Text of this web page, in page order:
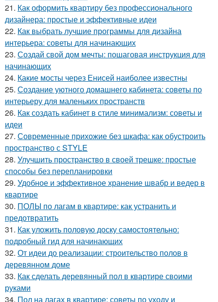
21. Как оформить квартиру без профессионального
дизайнера: простые и эффективные идеи
22. Как выбрать лучшие программы для дизайна
интерьера: советы для начинающих
23. Создай свой дом мечты: пошаговая инструкция для
начинающих
24. Какие мосты через Енисей наиболее известны
25. Создание уютного домашнего кабинета: советы по
интерьеру для маленьких пространств
26. Как создать кабинет в стиле минимализм: советы и
идеи
27. Современные прихожие без шкафа: как обустроить
пространство с STYLE
28. Улучшить пространство в своей трешке: простые
способы без перепланировки
29. Удобное и эффективное хранение швабр и ведер в
квартире
30. ПОЛЫ по лагам в квартире: как устранить и
предотвратить
31. Как уложить половую доску самостоятельно:
подробный гид для начинающих
32. От идеи до реализации: строительство полов в
деревянном доме
33. Как сделать деревянный пол в квартире своими
руками
34. Пол на лагах в квартире: советы по уходу и